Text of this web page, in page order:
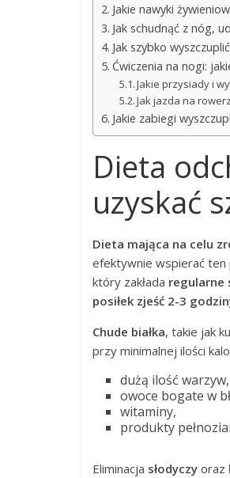
Jakie nawyki
Jak schudnąć z nóg,
Jak szybko
Ćwiczenia na nogi:
Jakie przysiady i
Jak jazda na
Jakie zabiegi
Dieta
uzyskać
Dieta mająca na celu
efektywnie wspierać ten
który zakłada regularne
posiłek zjeść 2-3
Chude białka, takie jak
przy minimalnej ilości
dużą ilość warzyw,
owoce bogate w
witaminy,
produkty
Eliminacja słodyczy oraz